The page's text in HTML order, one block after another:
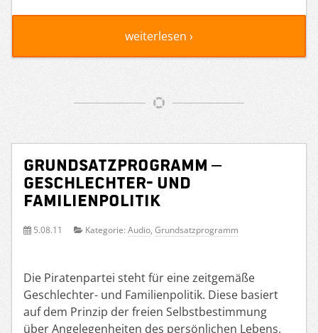
weiterlesen ›
Grundsatzprogramm –
Geschlechter- und
Familienpolitik
5.08.11 Kategorie: Audio, Grundsatzprogramm
Die Piratenpartei steht für eine zeitgemäße
Geschlechter- und Familienpolitik. Diese basiert
auf dem Prinzip der freien Selbstbestimmung
über Angelegenheiten des persönlichen Lebens.